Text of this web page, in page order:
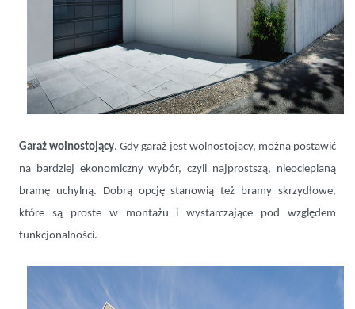
Garaż wolnostojący. Gdy garaż jest wolnostojący, można postawić
na bardziej ekonomiczny wybór, czyli najprostszą, nieocieplaną
bramę uchylną. Dobrą opcję stanowią też bramy skrzydłowe,
które są proste w montażu i wystarczające pod względem
funkcjonalności.